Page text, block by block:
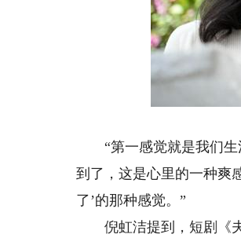
“第一感觉就是我们生
到了，这是心里的一种爽
了’的那种感觉。”
倪虹洁提到，短剧《夫